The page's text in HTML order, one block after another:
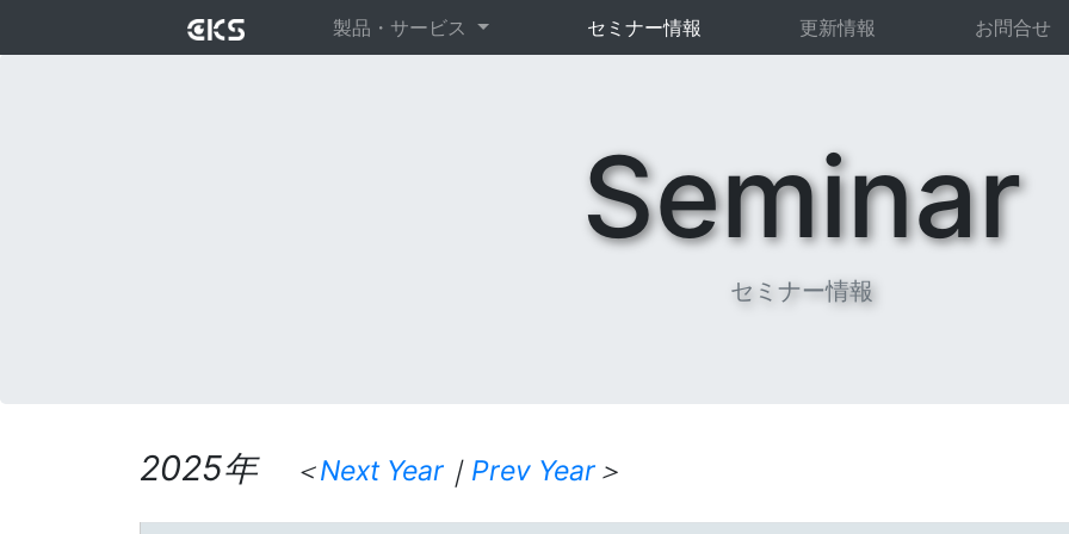
製品・サービス セミナー情報 更新情報 お問合せ
Seminar
セミナー情報
2025年 ＜Next Year ｜ Prev Year ＞